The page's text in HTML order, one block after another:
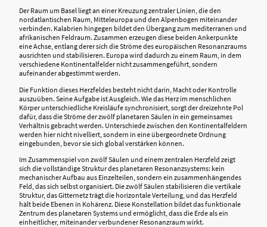
Der Raum um Basel liegt an einer Kreuzung zentraler Linien, die den
nordatlantischen Raum, Mitteleuropa und den Alpenbogen miteinander
verbinden. Kalabrien hingegen bildet den Übergang zum mediterranen und
afrikanischen Feldraum. Zusammen erzeugen diese beiden Ankerpunkte
eine Achse, entlang derer sich die Ströme des europäischen Resonanzraums
ausrichten und stabilisieren. Europa wird dadurch zu einem Raum, in dem
verschiedene Kontinentalfelder nicht zusammengeführt, sondern
aufeinander abgestimmt werden.
Die Funktion dieses Herzfeldes besteht nicht darin, Macht oder Kontrolle
auszuüben. Seine Aufgabe ist Ausgleich. Wie das Herz im menschlichen
Körper unterschiedliche Kreisläufe synchronisiert, sorgt der dreizehnte Pol
dafür, dass die Ströme der zwölf planetaren Säulen in ein gemeinsames
Verhältnis gebracht werden. Unterschiede zwischen den Kontinentalfeldern
werden hier nicht nivelliert, sondern in eine übergeordnete Ordnung
eingebunden, bevor sie sich global verstärken können.
Im Zusammenspiel von zwölf Säulen und einem zentralen Herzfeld zeigt
sich die vollständige Struktur des planetaren Resonanzsystems: kein
mechanischer Aufbau aus Einzelteilen, sondern ein zusammenhängendes
Feld, das sich selbst organisiert. Die zwölf Säulen stabilisieren die vertikale
Struktur, das Gitternetz trägt die horizontale Verteilung, und das Herzfeld
hält beide Ebenen in Kohärenz. Diese Konstellation bildet das funktionale
Zentrum des planetaren Systems und ermöglicht, dass die Erde als ein
einheitlicher, miteinander verbundener Resonanzraum wirkt.